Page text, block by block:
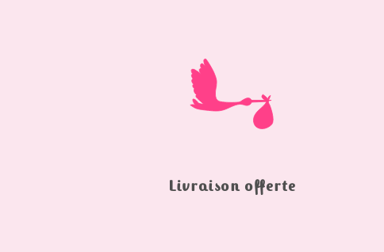
Livraison offerte